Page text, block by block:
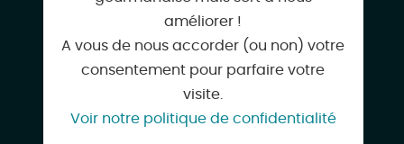
le-poivre-et-sel-restaurant-nesploy.eatbu.com
améliorer !
A vous de nous accorder (ou non) votre
consentement pour parfaire votre
visite.
Voir notre politique de confidentialité